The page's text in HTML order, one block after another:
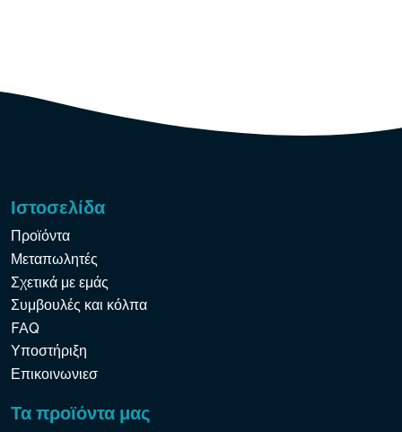
Ιστοσελίδα
Προϊόντα
Μεταπωλητές
Σχετικά με εμάς
Συμβουλές και κόλπα
FAQ
Υποστήριξη
Επικοινωνιεσ
Τα προϊόντα μας